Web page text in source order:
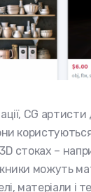
CG
стоках –
можуть
матеріали і